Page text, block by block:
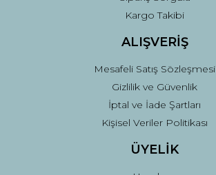
Gönder
Kargo Takibi
ALIŞVERİŞ
Mesafeli Satış Sözleşmesi
Gizlilik ve Güvenlik
İptal ve İade Şartları
Kişisel Veriler Politikası
ÜYELİK